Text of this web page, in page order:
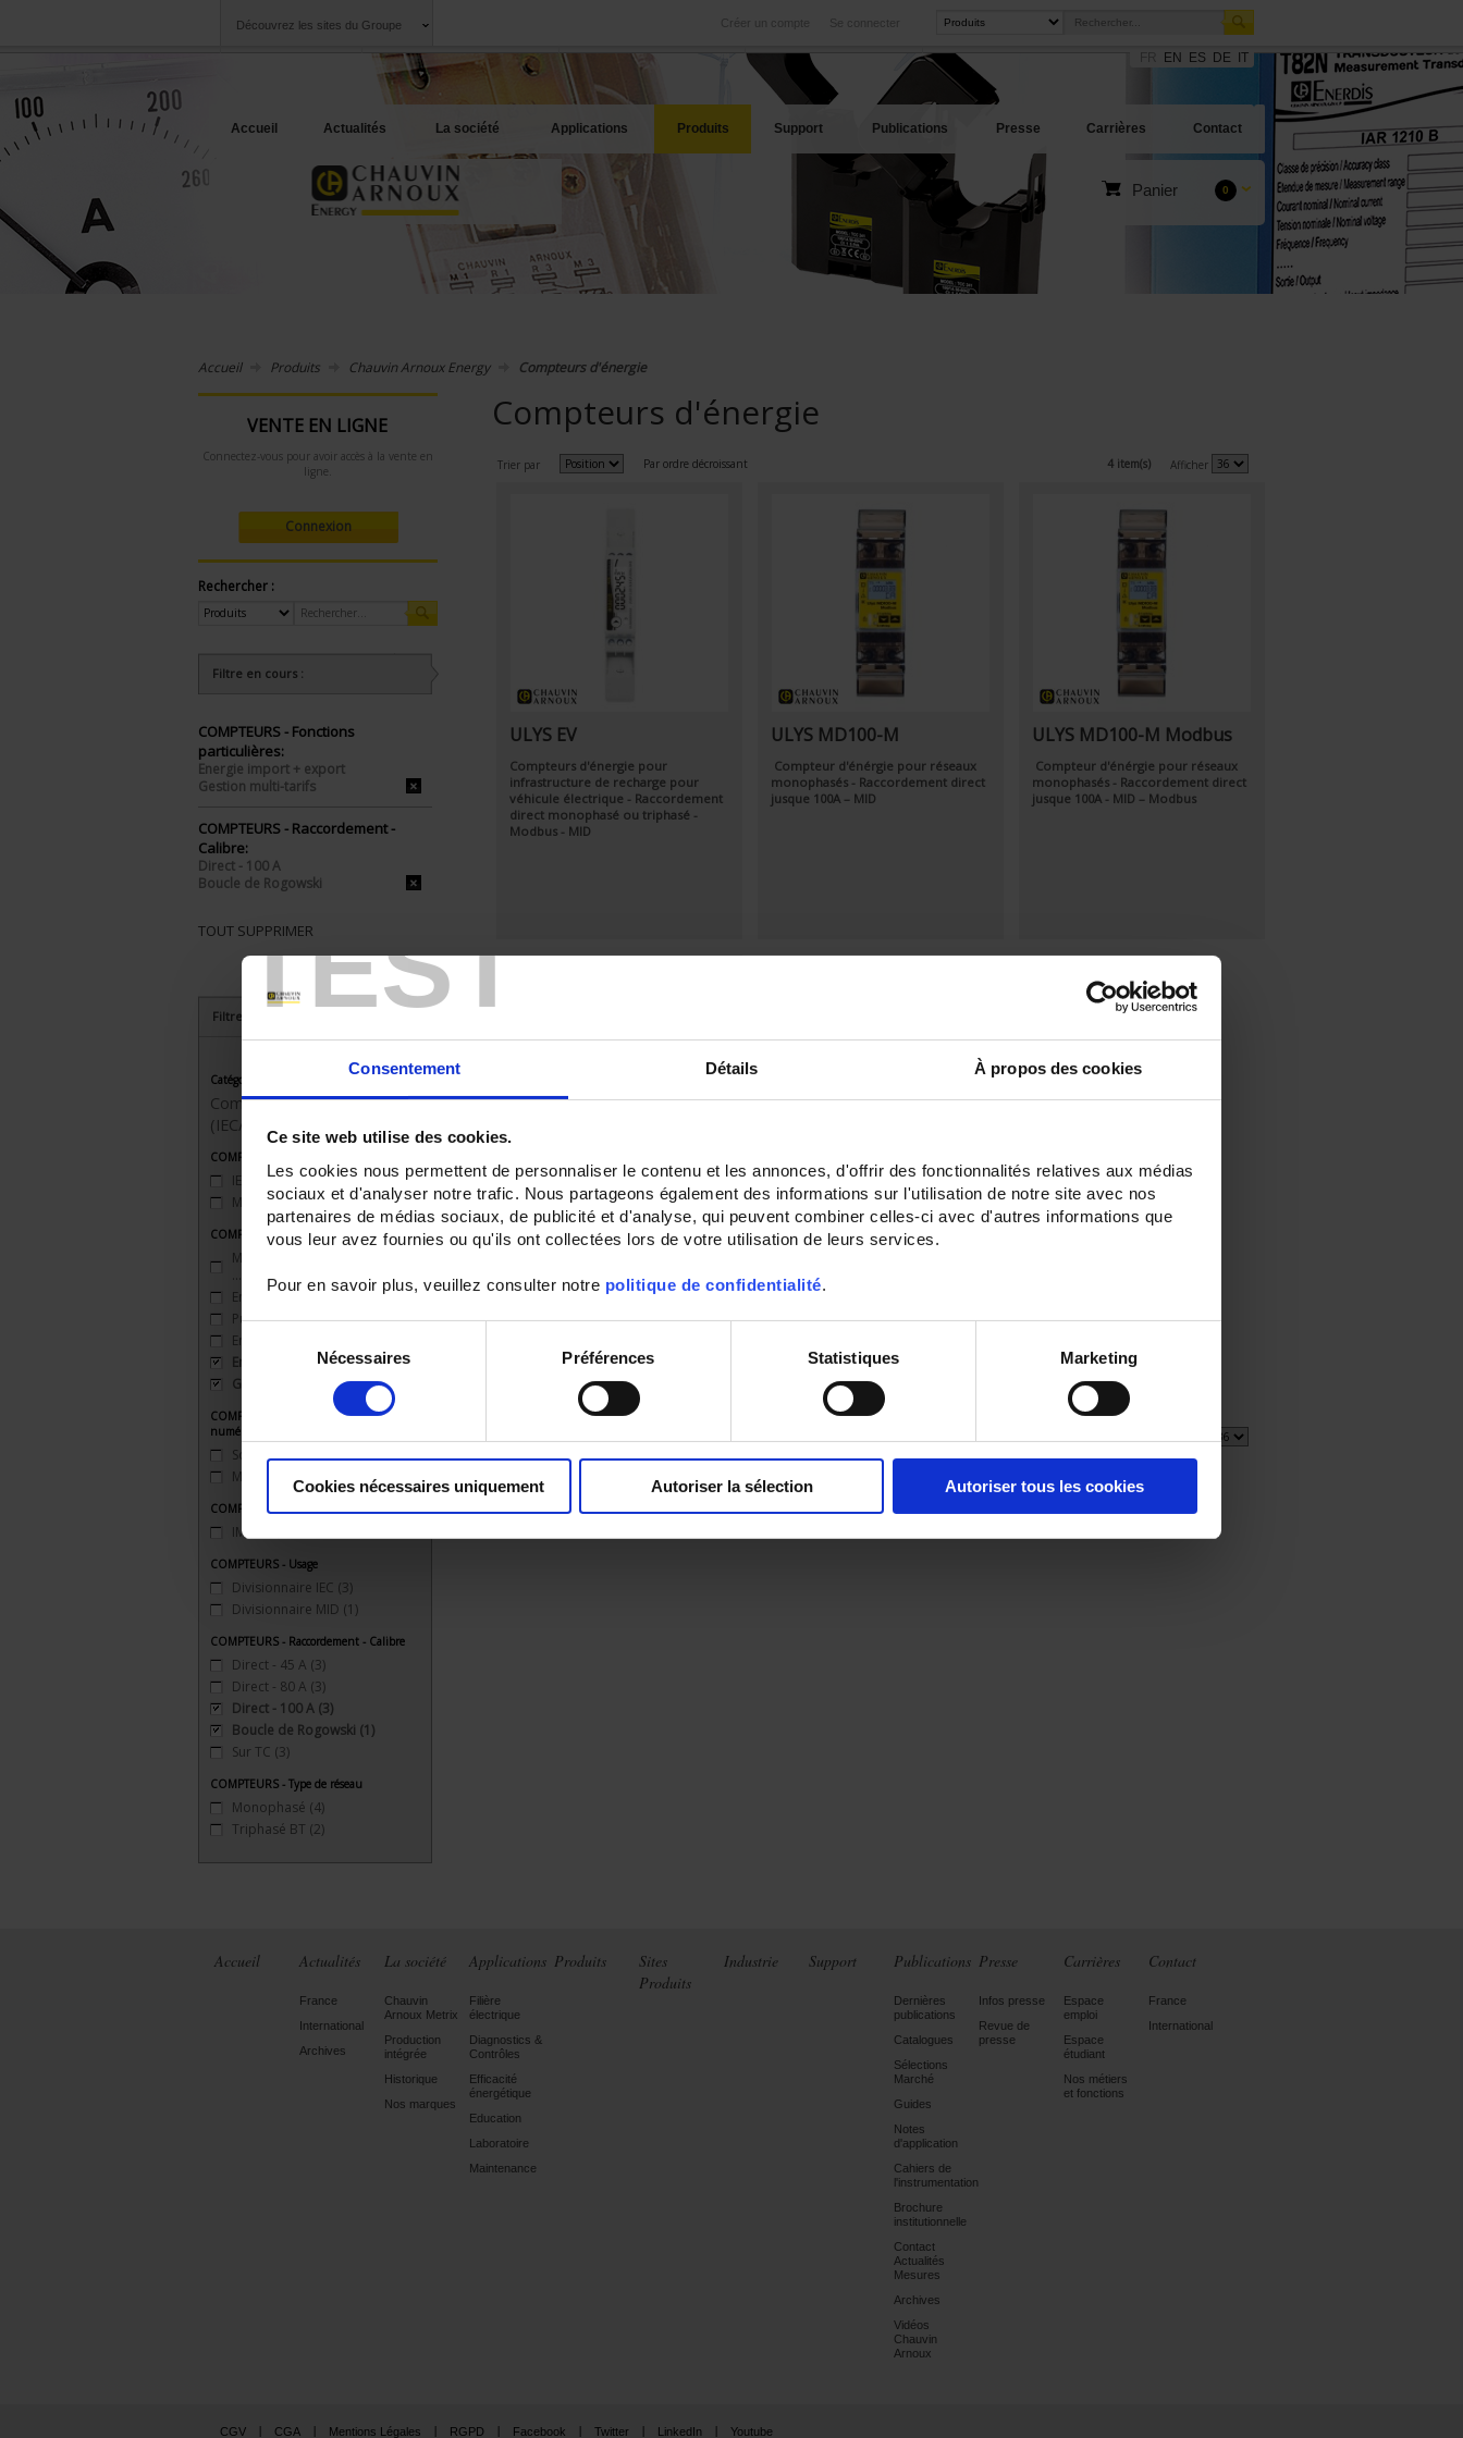
TEST
Consentement Détails À propos des cookies
Ce site web utilise des cookies.
Les cookies nous permettent de personnaliser le contenu et les annonces, d'offrir des fonctionnalités relatives aux médias
sociaux et d'analyser notre trafic. Nous partageons également des informations sur l'utilisation de notre site avec nos
partenaires de médias sociaux, de publicité et d'analyse, qui peuvent combiner celles-ci avec d'autres informations que
vous leur avez fournies ou qu'ils ont collectées lors de votre utilisation de leurs services.
Pour en savoir plus, veuillez consulter notre politique de confidentialité.
du
consentement
Nécessaires Préférences Statistiques Marketing
Cookies nécessaires uniquement Autoriser la sélection Autoriser tous les cookies
Découvrez les sites du Groupe Se connecter
Créer un compte
Sociétés
Une offre à votre service
International
Nos filiales à l'étranger
Sites produits
Nos meilleures offres
EN ES DE IT
Accueil Actualités La société Applications Produits Support Publications Presse Carrières Contact
Panier 0
Accueil Produits Chauvin Arnoux Energy Compteurs d'énergie
VENTE EN LIGNE
Connectez-vous pour avoir accès à la vente en
ligne.
Connexion
Rechercher :
Filtre en cours :
COMPTEURS - Fonctions
particulières:
Energie import + export
Gestion multi-tarifs
COMPTEURS - Raccordement -
Calibre:
Direct - 100 A
Boucle de Rogowski
TOUT SUPPRIMER
Filtrer les produits par critères
Catégorie
Compteurs divisionnaires
(IEC/MID)
COMPTEURS - Classe de précision Ea
IEC 1.0(1)
MID B(3)
COMPTEURS - Fonctions particulières
Multimesures (U - V - I - FP - F -
Energie réactive(4)
Puissances(4)
Energie apparente
Energie import + export(4)
Gestion multi-tarifs(1)
COMPTEURS - Communication
numérique
Sortie impulsion(4)
ModBus (RS 485)
COMPTEURS - Indice de Mesure
IM 210
COMPTEURS - Usage
Divisionnaire IEC (3)
Divisionnaire MID (1)
COMPTEURS - Raccordement - Calibre
Direct - 45 A (3)
Direct - 80 A (3)
Direct - 100 A (3)
Boucle de Rogowski (1)
Sur TC (3)
COMPTEURS - Type de réseau
Monophasé (4)
Triphasé BT (2)
Compteurs d'énergie
Trier par Par ordre décroissant 4 item(s) Afficher
ULYS EV
Compteurs d'énergie pour
infrastructure de recharge pour
véhicule électrique - Raccordement
direct monophasé ou triphasé -
Modbus - MID
ULYS MD100-M
Compteur d'énérgie pour réseaux
monophasés - Raccordement direct
jusque 100A – MID
ULYS MD100-M Modbus
Compteur d'énérgie pour réseaux
monophasés - Raccordement direct
jusque 100A - MID – Modbus
ULYSFLEX MODBUS
Compteur d'énergie sur Boucles de
Trier par Afficher
Accueil Actualités
France
International
Archives
La société
Chauvin
Arnoux Metrix
Production
intégrée
Historique
Nos marques
Applications
Filière
électrique
Diagnostics &
Contrôles
Efficacité
énergétique
Education
Laboratoire
Maintenance
Produits
Sites
Produits
Industrie Support Publications
Dernières
publications
Catalogues
Sélections
Marché
Guides
Notes
d'application
Cahiers de
l'instrumentation
Brochure
institutionnelle
Contact
Actualités
Mesures
Archives
Vidéos
Chauvin
Arnoux
Presse
Infos presse
Revue de
presse
Carrières
Espace
emploi
Espace
étudiant
Nos métiers
et fonctions
Contact
France
International
CGV CGA Mentions Légales RGPD Facebook Twitter LinkedIn Youtube